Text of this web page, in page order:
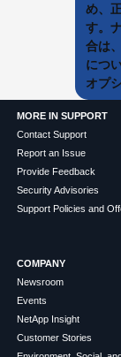
め、
す。
合は
につ
オプ
MORE IN SUPPORT
Contact Support
Report an Issue
Provide Feedback
Security Advisories
Support Policies and
COMPANY
Newsroom
Events
NetApp Insight
Customer Stories